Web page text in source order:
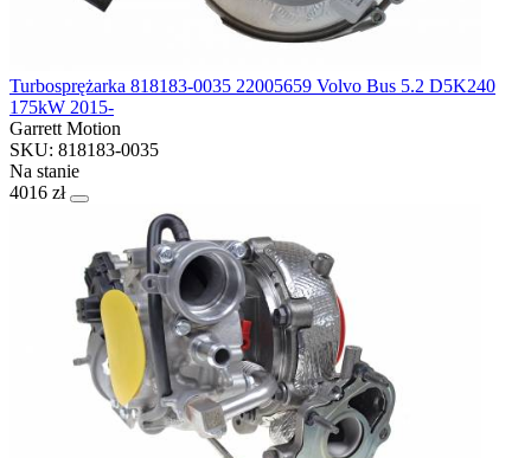
Turbosprężarka 818183-0035 22005659 Volvo Bus 5.2 D5K240
175kW 2015-
Garrett Motion
SKU: 818183-0035
Na stanie
4016 zł